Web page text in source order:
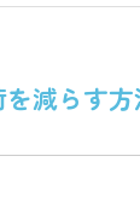
減らす方